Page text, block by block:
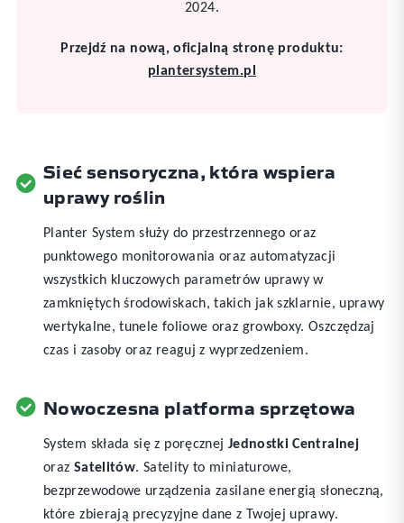
2024.
Przejdź na nową, oficjalną stronę produktu:
plantersystem.pl
Sieć sensoryczna, która wspiera
uprawy roślin
Planter System służy do przestrzennego oraz
punktowego monitorowania oraz automatyzacji
wszystkich kluczowych parametrów uprawy w
zamkniętych środowiskach, takich jak szklarnie, uprawy
wertykalne, tunele foliowe oraz growboxy. Oszczędzaj
czas i zasoby oraz reaguj z wyprzedzeniem.
Nowoczesna platforma sprzętowa
System składa się z poręcznej Jednostki Centralnej
oraz Satelitów. Satelity to miniaturowe,
bezprzewodowe urządzenia zasilane energią słoneczną,
które zbierają precyzyjne dane z Twojej uprawy.